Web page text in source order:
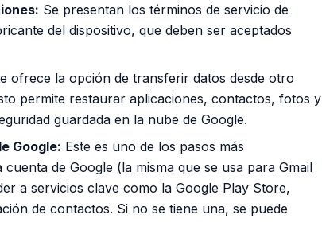
Se presentan los términos de servicio de
del dispositivo, que deben ser aceptados
ofrece la opción de transferir datos desde otro
permite restaurar aplicaciones, contactos, fotos y
guardada en la nube de Google.
Google: Este es uno de los pasos más
de Google (la misma que se usa para Gmail
a servicios clave como la Google Play Store,
de contactos. Si no se tiene una, se puede